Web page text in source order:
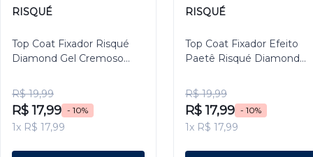
RISQUÉ
Top Coat Fixador Risqué
Diamond Gel Cremoso
R$ 19,99
R$ 17,99 - 10%
1x R$ 17,99
RISQUÉ
Top Coat Fixador Efeito
Paetê Risqué Diamond
R$ 19,99
R$ 17,99 - 10%
1x R$ 17,99